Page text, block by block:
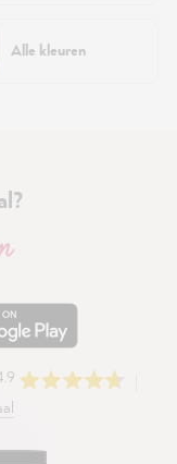
Alle kleuren